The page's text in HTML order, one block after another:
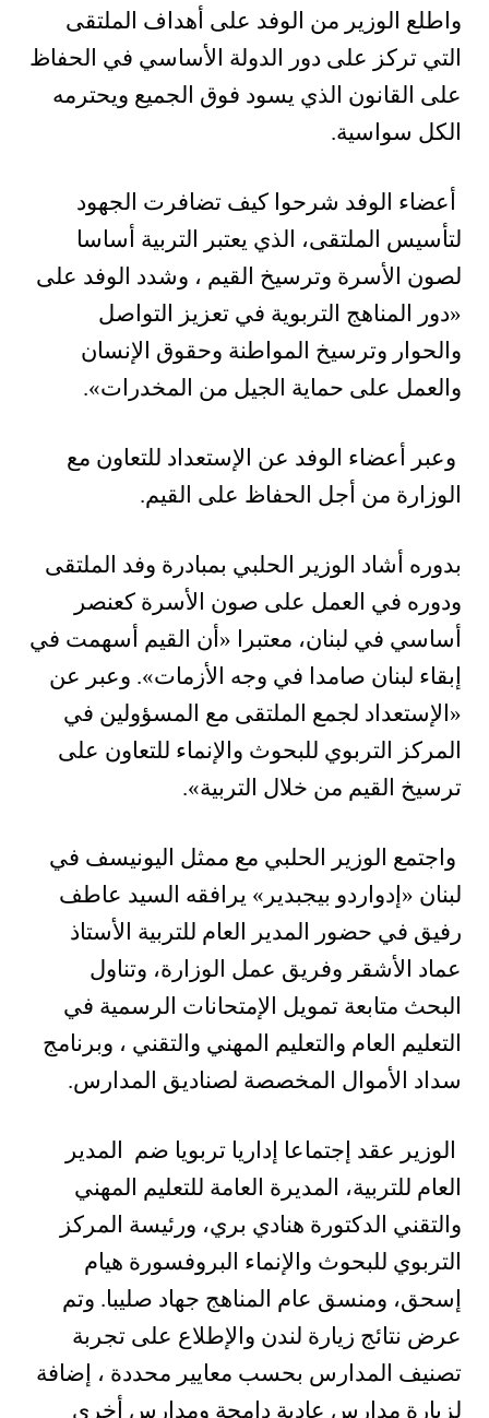
واطلع الوزير من الوفد على أهداف الملتقى
التي تركز على دور الدولة الأساسي في الحفاظ
على القانون الذي يسود فوق الجميع ويحترمه
الكل سواسية.
أعضاء الوفد شرحوا كيف تضافرت الجهود
لتأسيس الملتقى، الذي يعتبر التربية أساسا
لصون الأسرة وترسيخ القيم ، وشدد الوفد على
«دور المناهج التربوية في تعزيز التواصل
والحوار وترسيخ المواطنة وحقوق الإنسان
والعمل على حماية الجيل من المخدرات».
وعبر أعضاء الوفد عن الإستعداد للتعاون مع
الوزارة من أجل الحفاظ على القيم.
بدوره أشاد الوزير الحلبي بمبادرة وفد الملتقى
ودوره في العمل على صون الأسرة كعنصر
أساسي في لبنان، معتبرا «أن القيم أسهمت في
إبقاء لبنان صامدا في وجه الأزمات». وعبر عن
«الإستعداد لجمع الملتقى مع المسؤولين في
المركز التربوي للبحوث والإنماء للتعاون على
ترسيخ القيم من خلال التربية».
واجتمع الوزير الحلبي مع ممثل اليونيسف في
لبنان «إدواردو بيجبدير» يرافقه السيد عاطف
رفيق في حضور المدير العام للتربية الأستاذ
عماد الأشقر وفريق عمل الوزارة، وتناول
البحث متابعة تمويل الإمتحانات الرسمية في
التعليم العام والتعليم المهني والتقني ، وبرنامج
سداد الأموال المخصصة لصناديق المدارس.
الوزير عقد إجتماعا إداريا تربويا ضم المدير
العام للتربية، المديرة العامة للتعليم المهني
والتقني الدكتورة هنادي بري، ورئيسة المركز
التربوي للبحوث والإنماء البروفسورة هيام
إسحق، ومنسق عام المناهج جهاد صليبا. وتم
عرض نتائج زيارة لندن والإطلاع على تجربة
تصنيف المدارس بحسب معايير محددة ، إضافة
لزيارة مدارس عادية دامجة ومدارس أخرى